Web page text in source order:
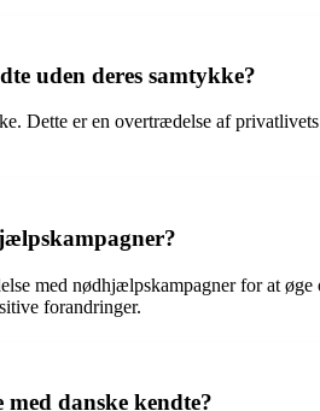
uden deres samtykke?
Dette er en overtrædelse af
med nødhjælpskampagner for at
forandringer.
danske kendte?